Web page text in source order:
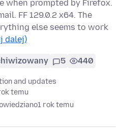
when prompted by Firefox.
FF 129.0.2 x64. The
else seems to work
dalej)
5 440
and updates
temu
1 rok temu